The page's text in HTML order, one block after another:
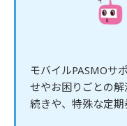
モバイルPASMOサ
せやお困りごとの解
続きや、特殊な定期